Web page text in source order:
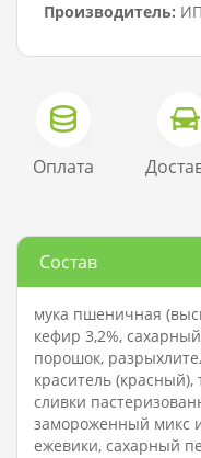
Производитель:
Состав
мука пшеничная
кефир 3,2%,
порошок,
краситель
сливки
замороженный микс
ежевики, сахарный
Оплата